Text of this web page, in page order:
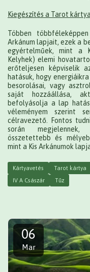
Kiegészítés a Tarot
Többen
Arkánum lapjait, ezek a
egyértelműek, mint a
Kelyhek) elemi
erőteljesen képviselik
hatásuk, hogy
besorolásai, vagy
saját hozzáállása,
befolyásolja a lap
véleményem szerint
célravezető. Fontos
során megjelennek,
összetettebb és
mint a Kis Arkánumok
Kártyavetés Tarot kártya
IV A Császár
Tűz
06
Mar